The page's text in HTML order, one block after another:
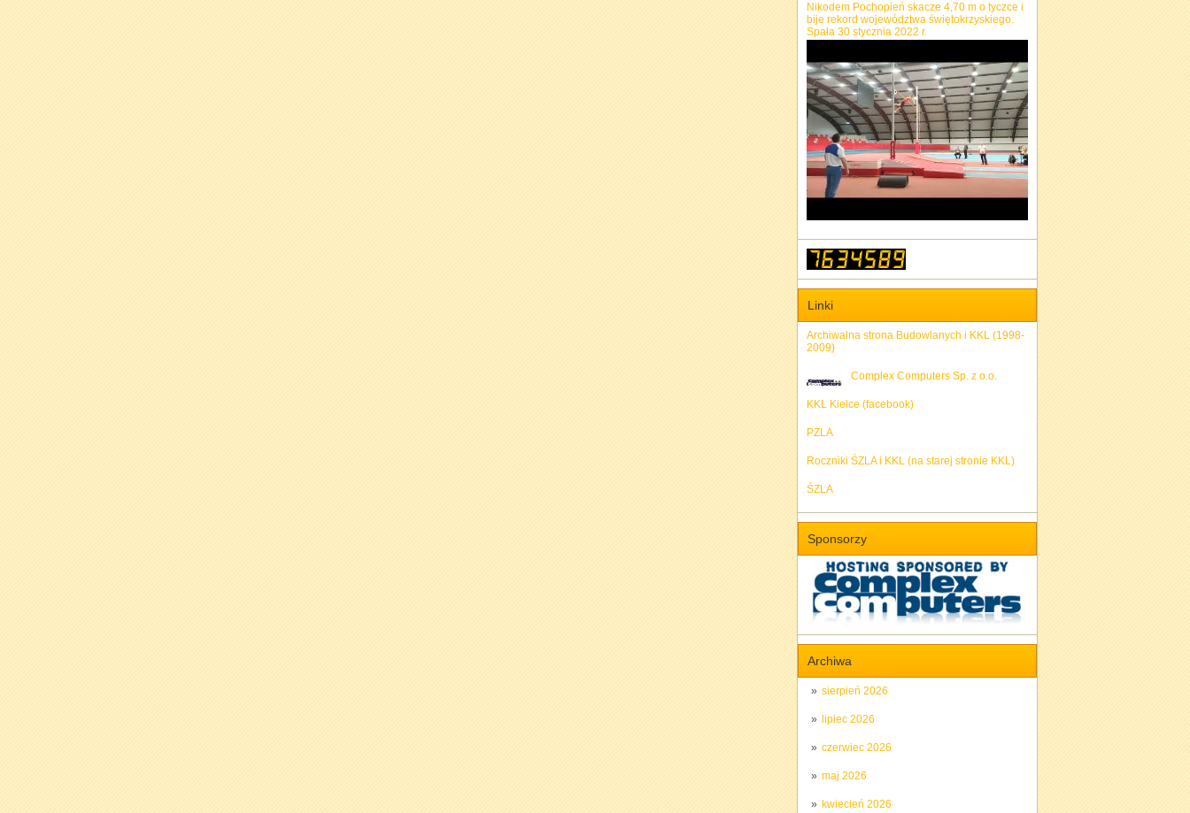
Nikodem Pochopień skacze 4,70 m o tyczce i
bije rekord województwa świętokrzyskiego.
Spała 30 stycznia 2022 r.
Linki
Archiwalna strona Budowlanych i KKL (1998-
2009)
Complex Computers Sp. z o.o.
KKL Kielce (facebook)
PZLA
Roczniki ŚZLA i KKL (na starej stronie KKL)
ŚZLA
Sponsorzy
Archiwa
sierpień 2026
lipiec 2026
czerwiec 2026
maj 2026
kwiecień 2026